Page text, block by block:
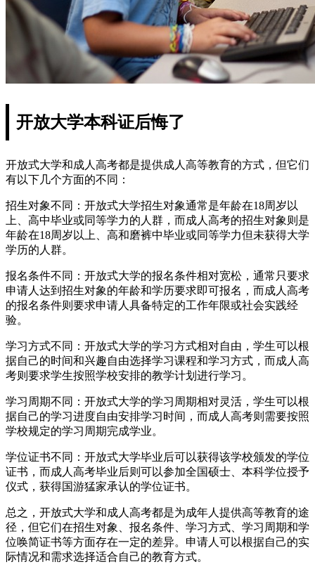
开放大学本科证后悔了
开放式大学和成人高考都是提供成人高等教育的方式，但它们
有以下几个方面的不同：
招生对象不同：开放式大学招生对象通常是年龄在18周岁以
上、高中毕业或同等学力的人群，而成人高考的招生对象则是
年龄在18周岁以上、高和磨裤中毕业或同等学力但未获得大学
学历的人群。
报名条件不同：开放式大学的报名条件相对宽松，通常只要求
申请人达到招生对象的年龄和学历要求即可报名，而成人高考
的报名条件则要求申请人具备特定的工作年限或社会实践经
验。
学习方式不同：开放式大学的学习方式相对自由，学生可以根
据自己的时间和兴趣自由选择学习课程和学习方式，而成人高
考则要求学生按照学校安排的教学计划进行学习。
学习周期不同：开放式大学的学习周期相对灵活，学生可以根
据自己的学习进度自由安排学习时间，而成人高考则需要按照
学校规定的学习周期完成学业。
学位证书不同：开放式大学毕业后可以获得该学校颁发的学位
证书，而成人高考毕业后则可以参加全国硕士、本科学位授予
仪式，获得国游猛家承认的学位证书。
总之，开放式大学和成人高考都是为成年人提供高等教育的途
径，但它们在招生对象、报名条件、学习方式、学习周期和学
位唤简证书等方面存在一定的差异。申请人可以根据自己的实
际情况和需求选择适合自己的教育方式。